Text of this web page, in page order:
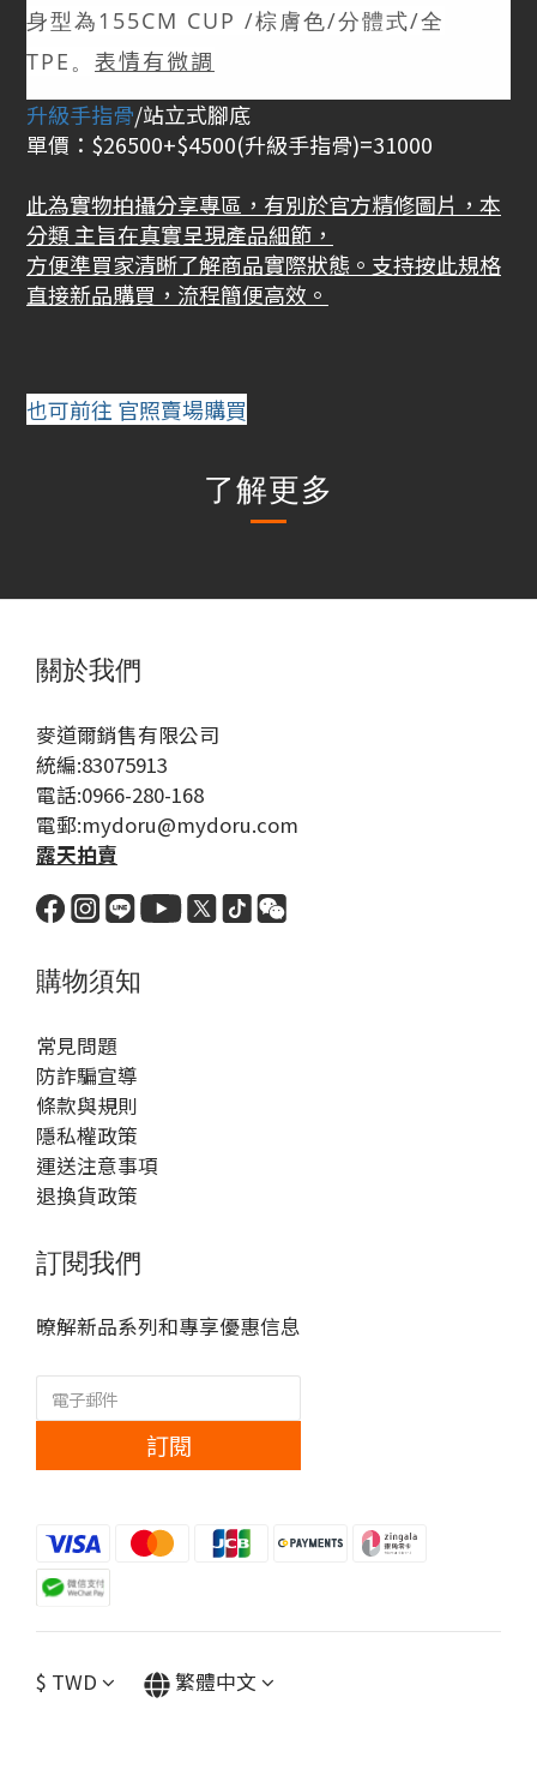
身型為155CM CUP /棕膚色/分體式/全
TPE。 表情有微調
升級手指骨/站立式腳底
單價：$26500+$4500(升級手指骨)=31000
此為實物拍攝分享專區，有別於官方精修圖片，本
分類 主旨在真實呈現產品細節，
方便準買家清晰了解商品實際狀態。支持按此規格
直接新品購買，流程簡便高效。
也可前往 官照賣場購買
了解更多
關於我們
麥道爾銷售有限公司
統編:83075913
電話:0966-280-168
電郵:mydoru@mydoru.com
露天拍賣
購物須知
常見問題
防詐騙宣導
條款與規則
隱私權政策
運送注意事項
退換貨政策
訂閱我們
暸解新品系列和專享優惠信息
訂閱
$ TWD 繁體中文